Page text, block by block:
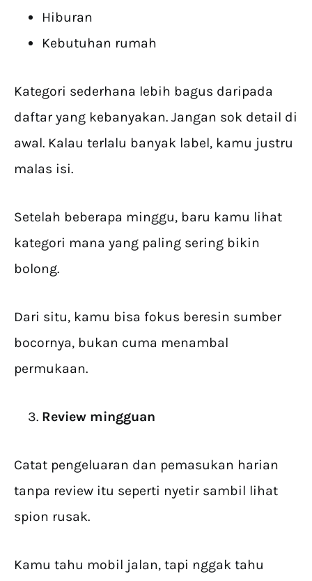
Hiburan
Kebutuhan rumah
Kategori sederhana lebih bagus daripada
daftar yang kebanyakan. Jangan sok detail di
awal. Kalau terlalu banyak label, kamu justru
malas isi.
Setelah beberapa minggu, baru kamu lihat
kategori mana yang paling sering bikin
bolong.
Dari situ, kamu bisa fokus beresin sumber
bocornya, bukan cuma menambal
permukaan.
Review mingguan
Catat pengeluaran dan pemasukan harian
tanpa review itu seperti nyetir sambil lihat
spion rusak.
Kamu tahu mobil jalan, tapi nggak tahu